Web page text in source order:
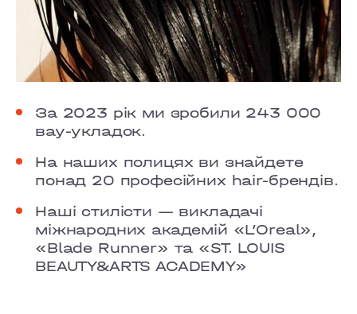
За 2023 рік ми зробили 243 000
вау-укладок.
На наших полицях ви знайдете
понад 20 професійних hair-брендів.
Наші стилісти — викладачі
міжнародних академій «L’Oreal»,
«Blade Runner» та «ST. LOUIS
BEAUTY&ARTS ACADEMY»